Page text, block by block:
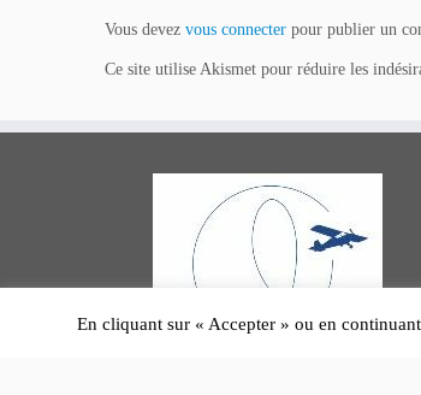
Vous devez vous connecter pour publier un
Ce site utilise Akismet pour réduire les
En cliquant sur « Accepter » ou en